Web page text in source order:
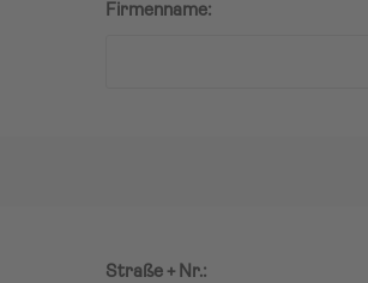
Firmenname:
Straße + Nr.: